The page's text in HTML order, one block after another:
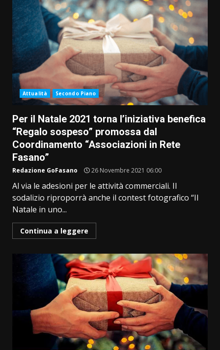
Attualità Secondo Piano
Per il Natale 2021 torna l’iniziativa benefica
“Regalo sospeso” promossa dal
Coordinamento “Associazioni in Rete
Fasano”
Redazione GoFasano 26 Novembre 2021 06:00
Al via le adesioni per le attività commerciali. Il
sodalizio riproporrà anche il contest fotografico “Il
Natale in uno...
Continua a leggere